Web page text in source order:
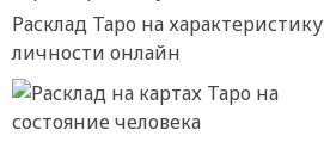
Расклад Таро на характеристику
личности онлайн